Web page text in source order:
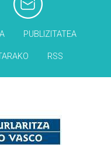
PUBLIZITATEA
RSS